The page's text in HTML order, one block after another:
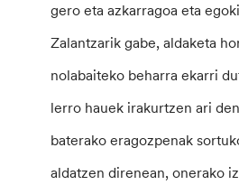
gero eta azkarragoa eta
Zalantzarik gabe, aldaketa
nolabaiteko beharra ekarri
lerro hauek irakurtzen ari
baterako eragozpenak
aldatzen direnean, onerako